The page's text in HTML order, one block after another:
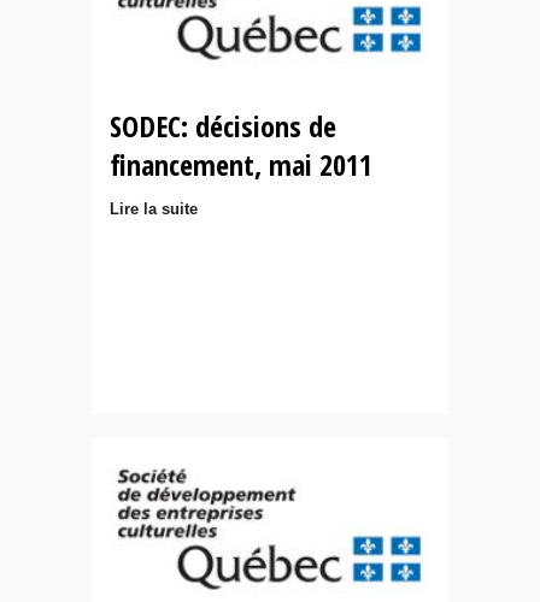
SODEC: décisions de
financement, mai 2011
Lire la suite